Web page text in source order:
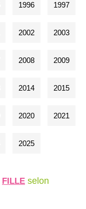
1996 1997
2002 2003
2008 2009
2014 2015
2020 2021
2025
FILLEselon